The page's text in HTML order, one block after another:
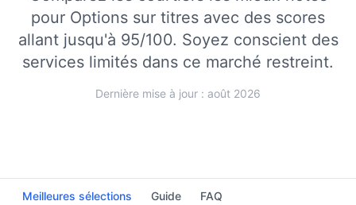
pour Options sur titres avec des scores
allant jusqu'à 95/100. Soyez conscient des
services limités dans ce marché restreint.
Dernière mise à jour : août 2026
Meilleures sélections Guide FAQ